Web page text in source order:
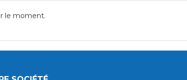
le moment.